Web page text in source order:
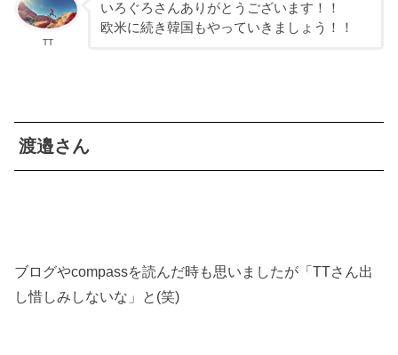
TT
いろぐろさんありがとうございます！！
欧米に続き韓国もやっていきましょう！！
渡邉さん
ブログやcompassを読んだ時も思いましたが「TTさん出
し惜しみしないな」と(笑)